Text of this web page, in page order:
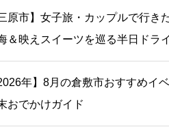
三原市】女子旅・カップルで行き
＆映えスイーツを巡る半日ドラ
2026年】8月の倉敷市おすすめイ
おでかけガイド